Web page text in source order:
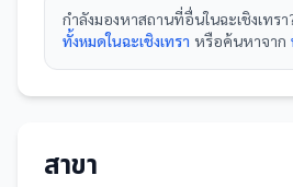
กำลังมองหาสถานที่อื่นในฉะเชิงเทรา
ทั้งหมดในฉะเชิงเทรา หรือค้นหาจาก
สาขา